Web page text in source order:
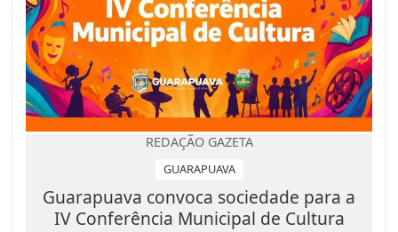
REDAÇÃO GAZETA
GUARAPUAVA
Guarapuava convoca sociedade para a
IV Conferência Municipal de Cultura